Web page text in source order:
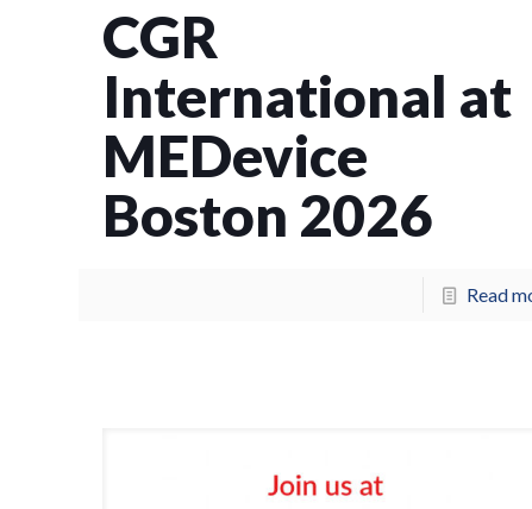
CGR
International at
MEDevice
Boston 2026
Read